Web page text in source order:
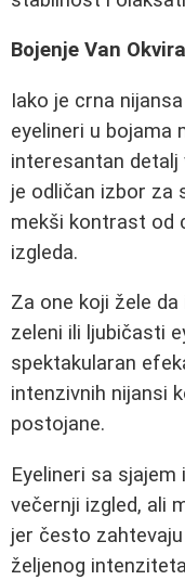
Bojenje Van
Iako je crna
eyelineri u bojama
interesantan detalj
je odličan izbor za
mekši kontrast od
izgleda.
Za one koji žele
zeleni ili ljubičasti
spektakularan
intenzivnih nijansi
postojane.
Eyelineri sa
večernji izgled, ali
jer često
željenog